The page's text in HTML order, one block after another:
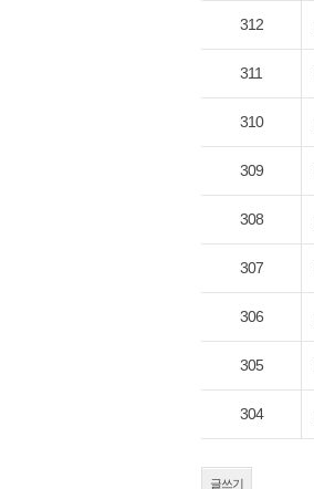
312
311
310
309
308
307
306
305
304
글쓰기